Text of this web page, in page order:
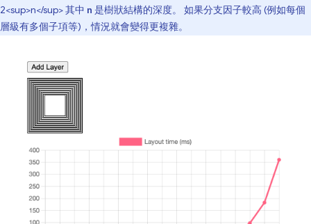
2<sup>n</sup> 其中 n 是樹狀結構的深度。 如果分支因子較高 (例如每個
層級有多個子項等)，情況就會變得更複雜。